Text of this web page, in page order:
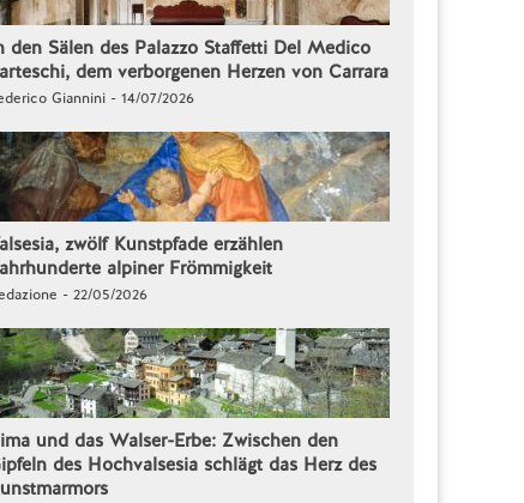
den Sälen des Palazzo Staffetti Del Medico
dem verborgenen Herzen von Carrara
Giannini - 14/07/2026
zwölf Kunstpfade erzählen
alpiner Frömmigkeit
- 22/05/2026
und das Walser-Erbe: Zwischen den
des Hochvalsesia schlägt das Herz des